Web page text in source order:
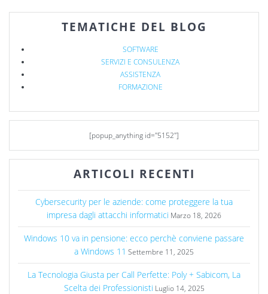
TEMATICHE DEL BLOG
SOFTWARE
SERVIZI E CONSULENZA
ASSISTENZA
FORMAZIONE
[popup_anything id="5152"]
ARTICOLI RECENTI
Cybersecurity per le aziende: come proteggere la tua
impresa dagli attacchi informatici Marzo 18, 2026
Windows 10 va in pensione: ecco perchè conviene passare
a Windows 11 Settembre 11, 2025
La Tecnologia Giusta per Call Perfette: Poly + Sabicom, La
Scelta dei Professionisti Luglio 14, 2025